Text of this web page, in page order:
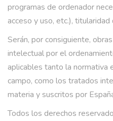
programas de ordenador
acceso y uso, etc.),
Serán, por consiguiente,
intelectual por el
aplicables tanto la normativa
campo, como los tratados
materia y suscritos por
Todos los derechos